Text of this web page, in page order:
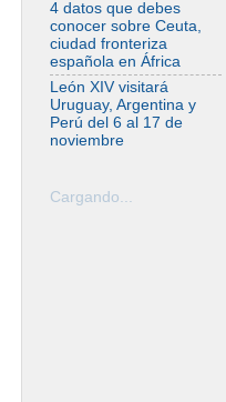
06.08.2026
Pizzaballa en Asís:
los cristianos
quieren paz
06.08.2026
Sturla: La visita de
León XIV será una
06.08.2026
4 datos que debes
conocer sobre Ceuta,
ciudad fronteriza
española en África
León XIV visitará
Uruguay, Argentina y
Perú del 6 al 17 de
noviembre
Cargando...